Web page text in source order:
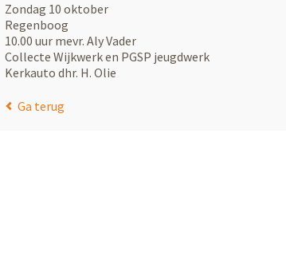
Zondag 10 oktober
Regenboog
10.00 uur mevr. Aly Vader
Collecte Wijkwerk en PGSP jeugdwerk
Kerkauto dhr. H. Olie
Ga terug